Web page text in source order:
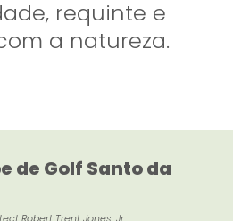
requinte e
a natureza.
de Golf Santo da